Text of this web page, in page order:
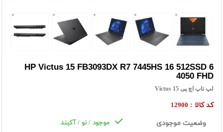
HP Victus 15 FB3093DX R7 7445HS 16 512SSD 6
4050 FHD
لپ تاپ اچ پی Victus 15
کد کالا : 12900
وضعیت موجودی موجود / نو / آکبند